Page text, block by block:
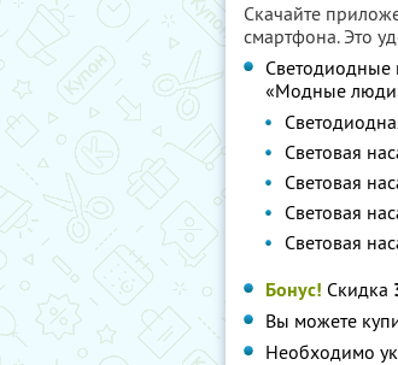
Скачайте
смартфона. Это
Светодиодные
«Модные
Световая
Световая
Световая
Световая
Бонус! Скидка
Вы можете
Необходимо